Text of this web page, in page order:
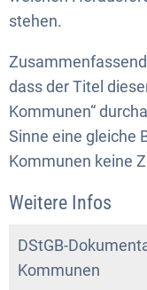
stehen.
dass der Titel
Kommunen“
Sinne eine gleiche
Kommunen keine
Weitere Infos
DStGB-
Kommunen